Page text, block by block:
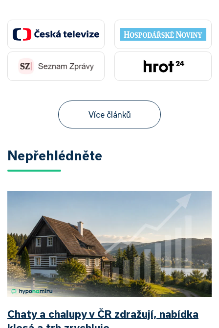
Více článků
Nepřehlédněte
Chaty a chalupy v ČR zdražují, nabídka